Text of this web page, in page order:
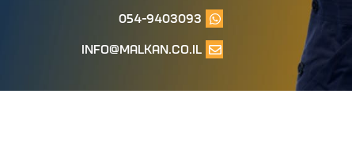
054-9403093
info@malkan.co.il